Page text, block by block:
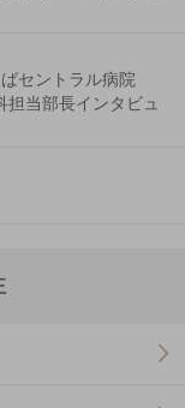
セントラル病院
担当部長インタビュ